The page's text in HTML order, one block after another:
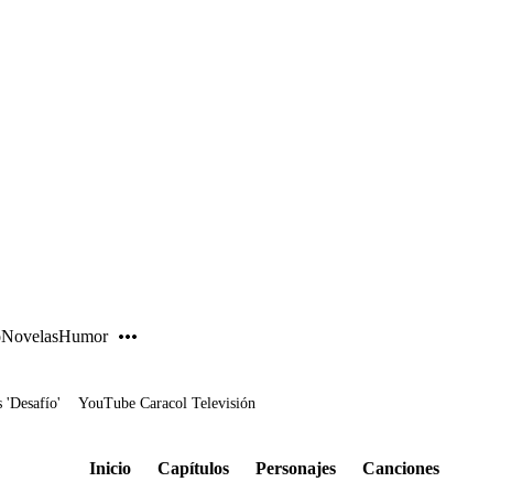
NovelasHumor
'Desafío' YouTube Caracol Televisión
Inicio Capítulos Personajes Canciones